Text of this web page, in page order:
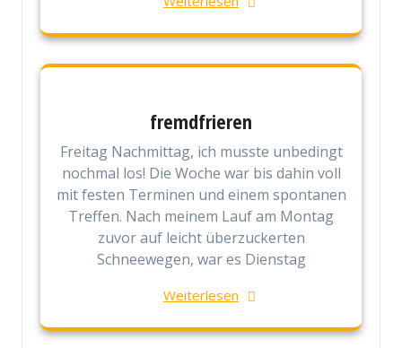
fremdfrieren
Freitag Nachmittag, ich musste unbedingt
nochmal los! Die Woche war bis dahin voll
mit festen Terminen und einem spontanen
Treffen. Nach meinem Lauf am Montag
zuvor auf leicht überzuckerten
Schneewegen, war es Dienstag
Weiterlesen